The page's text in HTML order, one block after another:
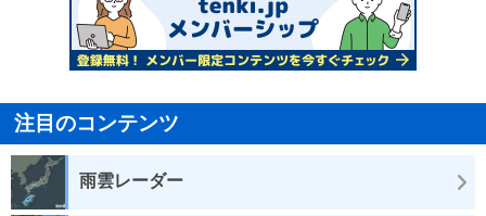
注目のコンテンツ
雨雲レーダー